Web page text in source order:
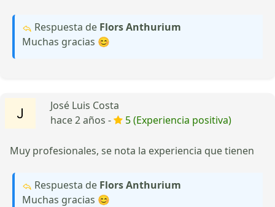
Respuesta de Flors Anthurium
Muchas gracias 😊
José Luis Costa
hace 2 años -
5 (Experiencia positiva)
Muy profesionales, se nota la experiencia que tienen
Respuesta de Flors Anthurium
Muchas gracias 😊